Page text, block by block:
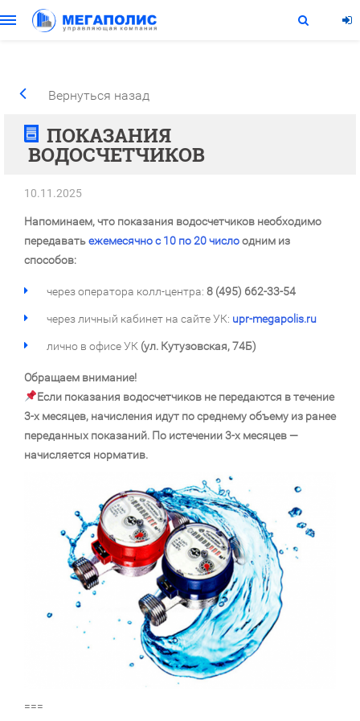
Вернуться назад
ПОКАЗАНИЯ
ВОДОСЧЕТЧИКОВ
10.11.2025
Напоминаем, что показания водосчетчиков необходимо
передаватьежемесячно с 10 по 20 числоодним из
способов:
через оператора колл-центра: 8 (495) 662-33-54
через личный кабинет на сайте УК: upr-megapolis.ru
лично в офисе УК (ул. Кутузовская, 74Б)
Обращаем внимание!
Если показания водосчетчиков не передаются в течение
3-х месяцев, начисления идут по среднему объему из ранее
переданных показаний. По истечении 3-х месяцев —
начисляется норматив.
===